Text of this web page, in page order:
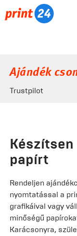
Ajándék
Trustpilot
papírt
Rendeljen
nyomtatással a
grafikáival vagy
minőségű
Karácsonyra,